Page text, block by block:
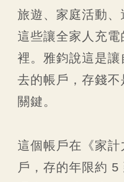
旅遊、家庭活動、
這些讓全家人充
裡。雅鈞說這是
去的帳戶，存錢
關鍵。
這個帳戶在《家
戶，存的年限約